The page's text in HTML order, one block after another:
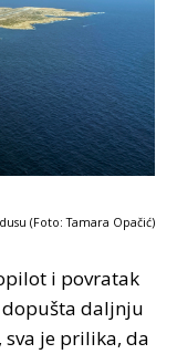
(Foto: Tamara Opačić)
i povratak
dopušta daljnju
je prilika, da